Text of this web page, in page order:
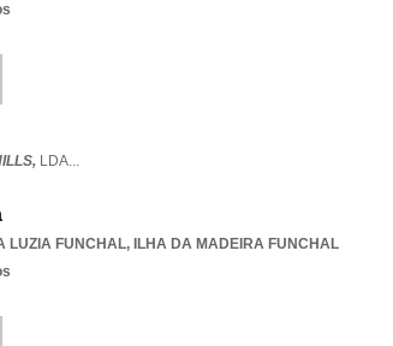
LDA...
LUZIA FUNCHAL, ILHA DA MADEIRA FUNCHAL